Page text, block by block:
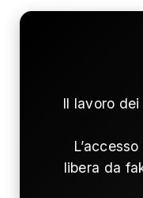
Il lavoro
libera da